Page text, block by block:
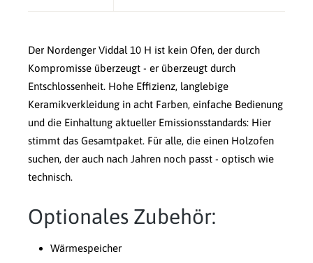
Der Nordenger Viddal 10 H ist kein Ofen, der durch
Kompromisse überzeugt - er überzeugt durch
Entschlossenheit. Hohe Effizienz, langlebige
Keramikverkleidung in acht Farben, einfache Bedienung
und die Einhaltung aktueller Emissionsstandards: Hier
stimmt das Gesamtpaket. Für alle, die einen Holzofen
suchen, der auch nach Jahren noch passt - optisch wie
technisch.
Optionales Zubehör:
Wärmespeicher